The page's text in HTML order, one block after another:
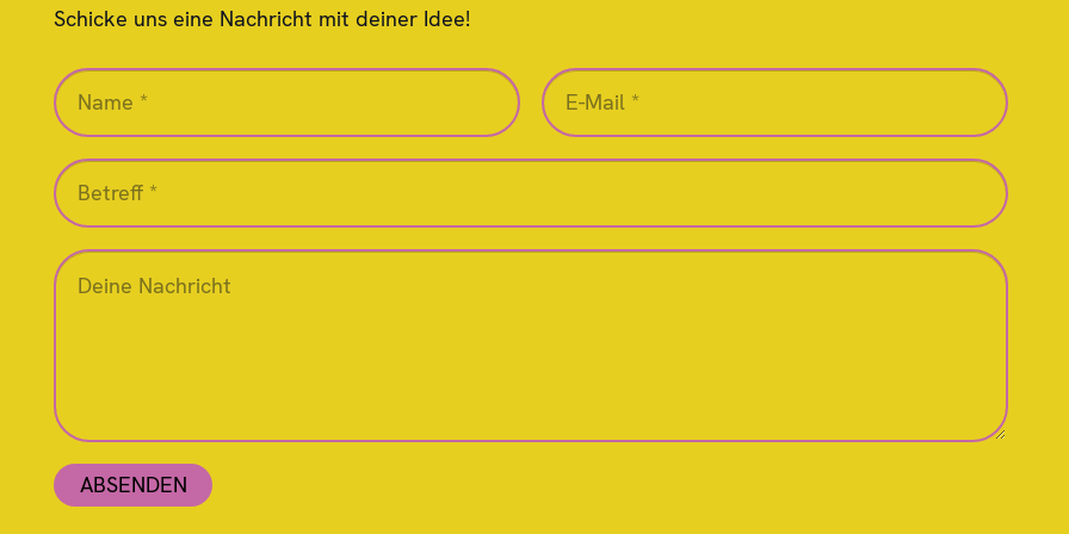
Schicke uns eine Nachricht mit deiner Idee!
ABSENDEN